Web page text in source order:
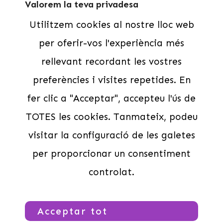
· A Santa Coloma de Farners
· El Volcà de la Crosa
· Les ermites
· La capçalera del riu Onyar
Famílies
Contacte
Cases de colònies
CASAL DE NADAL MEDINYÀ 25/26
Legal
Avís Legal
SERVEIS CENTRAL DE RESERVES –
Valorem la teva privadesa
Utilitzem cookies al nostre lloc web
per oferir-vos l'experiència més
rellevant recordant les vostres
preferències i visites repetides. En
fer clic a "Acceptar", accepteu l'ús de
TOTES les cookies. Tanmateix, podeu
visitar la configuració de les galetes
per proporcionar un consentiment
controlat.
Acceptar tot